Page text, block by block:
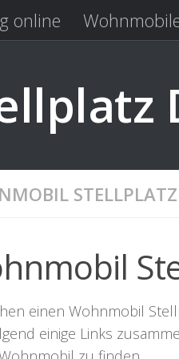
online
einen Wohnmobil
einige Links